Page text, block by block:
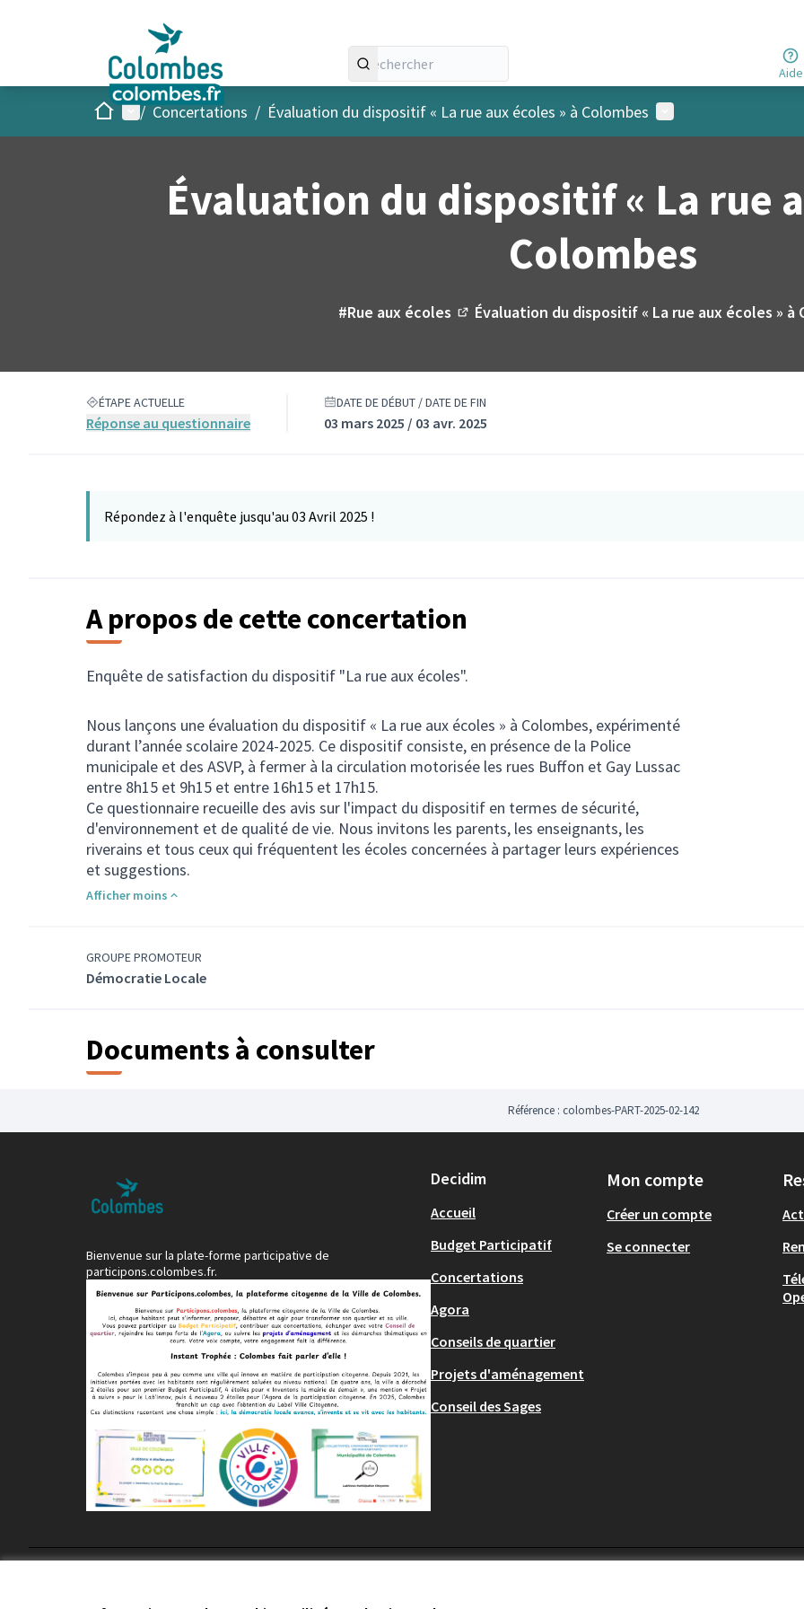
Aide
AccueilMenu principal
/ Concertations / Évaluation du dispositif « La rue aux écoles » à Colombes Menu utilisateur
Évaluation du dispositif « La rue
Colombes
#Rue aux écoles Évaluation du dispositif « La rue aux écoles » à
ÉTAPE ACTUELLE
Réponse au questionnaire
DATE DE DÉBUT / DATE DE FIN
03 mars 2025 / 03 avr. 2025
Répondez à l'enquête jusqu'au 03 Avril 2025 !
A propos de cette concertation
Enquête de satisfaction du dispositif "La rue aux écoles".
Nous lançons une évaluation du dispositif « La rue aux écoles » à Colombes, expérimenté
durant l’année scolaire 2024-2025. Ce dispositif consiste, en présence de la Police
municipale et des ASVP, à fermer à la circulation motorisée les rues Buffon et Gay Lussac
entre 8h15 et 9h15 et entre 16h15 et 17h15.
Ce questionnaire recueille des avis sur l'impact du dispositif en termes de sécurité,
d'environnement et de qualité de vie. Nous invitons les parents, les enseignants, les
riverains et tous ceux qui fréquentent les écoles concernées à partager leurs expériences
et suggestions.
Afficher moins
GROUPE PROMOTEUR
Démocratie Locale
Documents à consulter
Référence : colombes-PART-2025-02-142
Bienvenue sur la plate-forme participative de
participons.colombes.fr.
Decidim
Accueil
Budget Participatif
Concertations
Agora
Conseils de quartier
Projets d'aménagement
Conseil des Sages
Mon compte
Créer un compte
Se connecter